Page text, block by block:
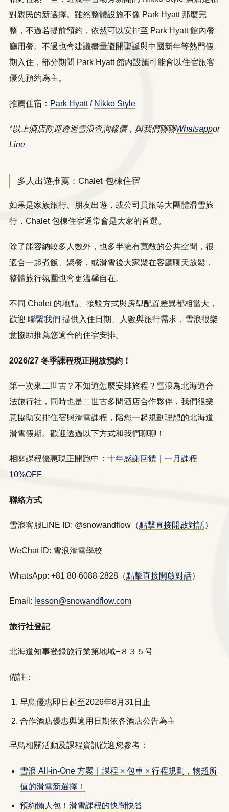
LINE
對親民的新選擇。雖然整體設施不像 Park Hyatt 那麼完
整，不過若提前預約，依然可以安排至 Park Hyatt 館內餐
廳用餐。不過也會建議盡量避開聖誕與中國新年等熱門假
期入住，部分期間 Park Hyatt 館內設施可能會以住宿旅客
優先預約為主。
推薦住宿： Park Hyatt/ Nikko Style
*以上酒店歡迎透過雪浪查詢報價，與我們聊聊Whatsappor
Line
多人出遊推薦：Chalet 包棟住宿
如果是家族旅行、朋友出遊，或公司員旅等大團體滑雪旅
行，Chalet 包棟住宿通常會是大家的首選。
除了能容納較多人數外，也多半擁有寬敞的公共空間，很
適合一起煮飯、聚餐，或滑雪後大家聚在客廳聊天放鬆，
整體旅行氛圍也會更溫馨自在。
不同 Chalet 的地點、接駁方式與房型配置差異都相當大，
歡迎 聯繫我們 提供入住日期、人數與旅行需求，雪浪很樂
意協助推薦您適合的住宿安排。
2026/27 冬季課程現正開放預約！
第一次來二世古？不知道怎麼安排旅程？雪浪為北海道合
法旅行社，同時也是二世古多間酒店合作夥伴，我們很樂
意協助安排住宿與滑雪課程，陪您一起規劃理想的北海道
滑雪假期。歡迎透過以下方式和我們聊聊！
相關課程優惠現正開跑中： 十年感謝回饋｜一月課程
10%OFF
聯絡方式
雪浪客服LINE ID: @snowandflow（點擊直接開啟對話）
WeChat ID: 雪浪滑雪學校
WhatsApp: +81 80-6088-2828（點擊直接開啟對話）
Email: lesson@snowandflow.com
旅行社登記
北海道知事登録旅行業第地域−８３５号
備註：
早鳥優惠即日起至2026年8月31日止
合作酒店優惠與適用日期依各酒店公告為主
早鳥相關活動及課程資訊歡迎您參考：
雪浪 All-in-One 方案｜課程 × 包車 × 行程規劃，物超所
值的滑雪新選擇！
預約懶人包！滑雪課程的快問快答